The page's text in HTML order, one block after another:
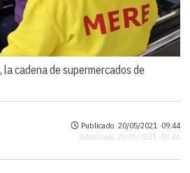
cadena de supermercados de
Publicado: 20/05/2021 ·09:44
Actualizado: 20/05/2021 · 09:44